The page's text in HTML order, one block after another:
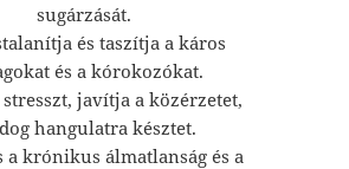
sugárzását.
és taszítja a káros
és a kórokozókat.
stresszt, javítja a közérzetet,
hangulatra késztet.
a krónikus álmatlanság és a